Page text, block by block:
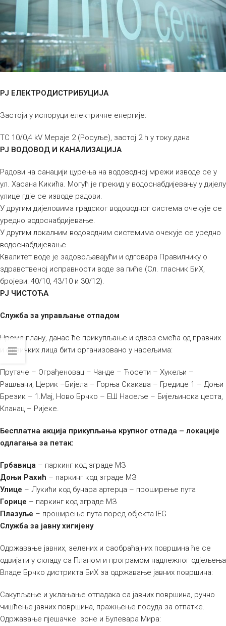
РЈ ЕЛЕКТРОДИСТРИБУЦИЈА
Застоји у испоруци електричне енергије:
ТС 10/0,4 kV Мераје 2 (Росуље), застој 2 h у току дана
РЈ ВОДОВОД И КАНАЛИЗАЦИЈА
Радови на санацији цурења на водоводној мрежи изводе се у
ул. Хасана Кикића. Могућ је прекид у водоснабдијевању у дијелу
улице гдје се изводе радови.
У другим дијеловима градског водоводног система очекује се
уредно водоснабдијевање.
У другим локалним водоводним системима очекује се уредно
водоснабдијевање.
Квалитет воде је задовољавајући и одговара Правилнику о
здравственој исправности воде за пиће (Сл. гласник БиХ,
бројеви: 40/10, 43/10 и 30/12).
РЈ ЧИСТОЋА
Служба за управљање отпадом
Према плану, данас ће прикупљање и одвоз смећа од правних
и физичких лица бити организовано у насељима:
Прутаче – Ограђеновац – Чанде – Ћосети – Хукељи –
Рашљани, Церик –Бијела – Горња Скакава – Гредице 1 – Доњи
Брезик – 1.Мај, Ново Брчко – ЕШ Насеље – Бијељинска цеста,
Кланац – Ријеке.
Бесплатна акција прикупљања крупног отпада – локације
одлагања за петак:
Грбавица – паркинг код зграде МЗ
Доњи Рахић – паркинг код зграде МЗ
Улице – Лукићи код бунара артерца – проширење пута
Горице – паркинг код зграде МЗ
Плазуље – проширење пута поред објекта IEG
Служба за јавну хигијену
Одржавање јавних, зелених и саобраћајних површина ће се
одвијати у складу са Планом и програмом надлежног одјељења
Владе Брчко дистрикта БиХ за одржавање јавних површина:
Сакупљање и уклањање отпадака са јавних површина, ручно
чишћење јавних површина, пражњење посуда за отпатке.
Одржавање пјешачке зоне и Булевара Мира: